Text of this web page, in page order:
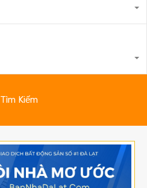
Tìm Kiếm